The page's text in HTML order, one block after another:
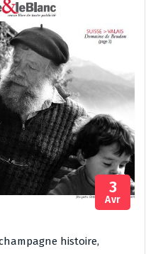
histoire,
3
Avr